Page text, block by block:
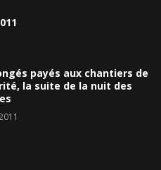
payés aux chantiers de
la suite de la nuit des